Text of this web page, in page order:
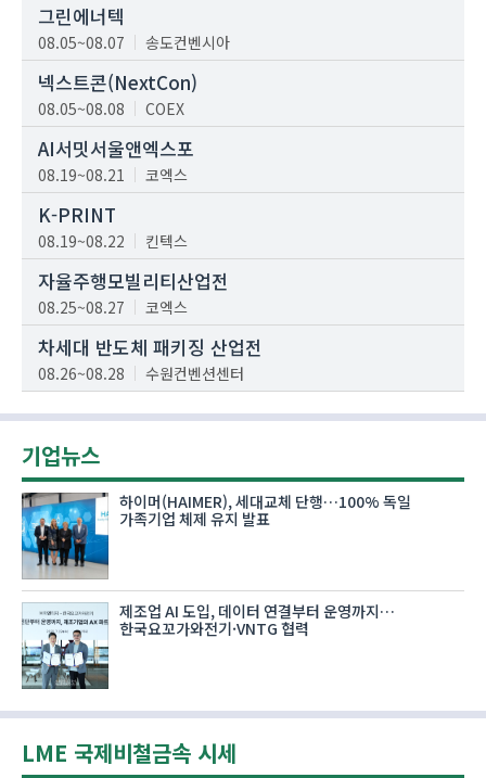
그린에너텍
08.05~08.07 송도컨벤시아
넥스트콘(NextCon)
08.05~08.08 COEX
AI서밋서울앤엑스포
08.19~08.21 코엑스
K-PRINT
08.19~08.22 킨텍스
자율주행모빌리티산업전
08.25~08.27 코엑스
차세대 반도체 패키징 산업전
08.26~08.28 수원컨벤션센터
기업뉴스
하이머(HAIMER), 세대교체 단행…100% 독일
가족기업 체제 유지 발표
제조업 AI 도입, 데이터 연결부터 운영까지…
한국요꼬가와전기·VNTG 협력
LME 국제비철금속 시세